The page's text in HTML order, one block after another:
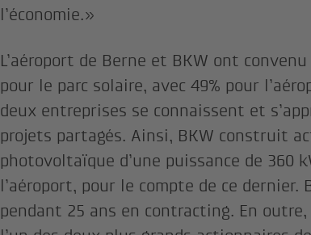
l’économie.»
L’aéroport de Berne et BKW ont
pour le parc solaire, avec 49% pour
deux entreprises se connaissent et
projets partagés. Ainsi, BKW construit
photovoltaïque d’une puissance de 360
l’aéroport, pour le compte de ce
pendant 25 ans en contracting. En